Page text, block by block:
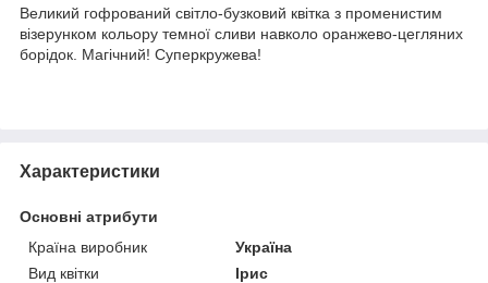
Великий гофрований світло-бузковий квітка з променистим
візерунком кольору темної сливи навколо оранжево-цегляних
борідок. Магічний! Суперкружева!
Характеристики
Основні атрибути
Країна виробник
Україна
Вид квітки
Ірис